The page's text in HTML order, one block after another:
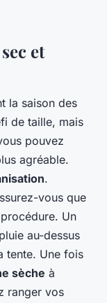
et
la saison des
de taille, mais
pouvez
agréable.
.
vous que
Un
au-dessus
tente. Une fois
sèche à
ranger vos